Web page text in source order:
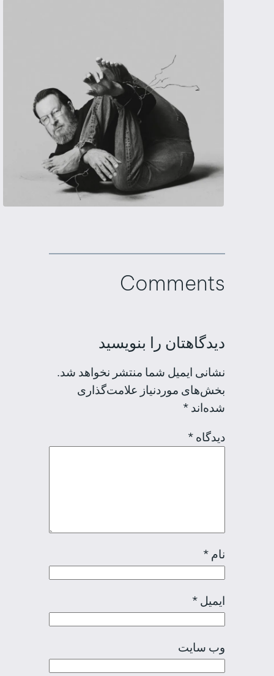
Comments
دیدگاهتان را بنویسید
نشانی ایمیل شما منتشر نخواهد شد.
بخش‌های موردنیاز علامت‌گذاری
شده‌اند *
دیدگاه *
نام *
ایمیل *
وب‌ سایت